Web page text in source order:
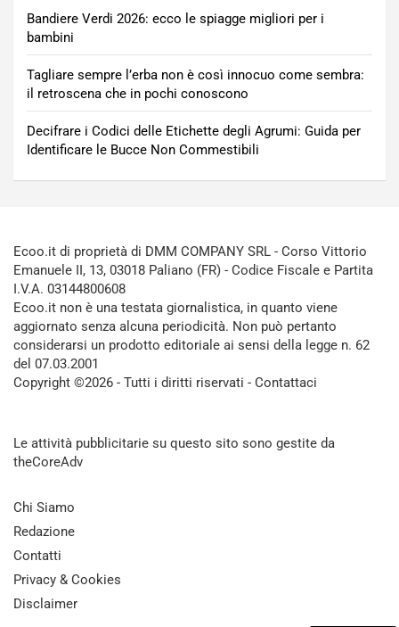
Bandiere Verdi 2026: ecco le spiagge migliori per i
bambini
Tagliare sempre l’erba non è così innocuo come sembra:
il retroscena che in pochi conoscono
Decifrare i Codici delle Etichette degli Agrumi: Guida per
Identificare le Bucce Non Commestibili
Ecoo.it di proprietà di DMM COMPANY SRL - Corso Vittorio
Emanuele II, 13, 03018 Paliano (FR) - Codice Fiscale e Partita
I.V.A. 03144800608
Ecoo.it non è una testata giornalistica, in quanto viene
aggiornato senza alcuna periodicità. Non può pertanto
considerarsi un prodotto editoriale ai sensi della legge n. 62
del 07.03.2001
Copyright ©2026 - Tutti i diritti riservati - Contattaci
Le attività pubblicitarie su questo sito sono gestite da
theCoreAdv
Chi Siamo
Redazione
Contatti
Privacy & Cookies
Disclaimer